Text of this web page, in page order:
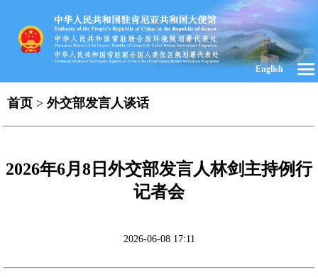
English
首页 > 外交部发言人谈话
2026年6月8日外交部发言人林剑主持例行
记者会
2026-06-08 17:11